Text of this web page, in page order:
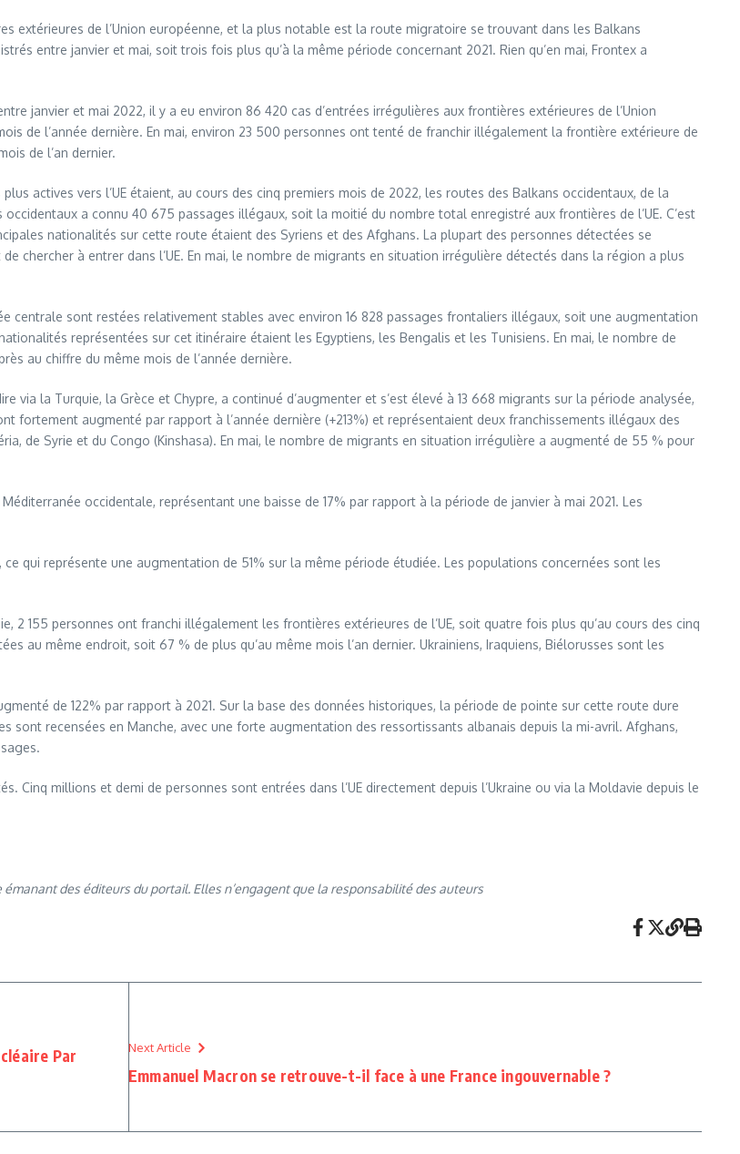
extérieures de l’Union européenne, et la plus notable est la route migratoire se trouvant dans les Balkans
entre janvier et mai, soit trois fois plus qu’à la même période concernant 2021. Rien qu’en mai, Frontex a
janvier et mai 2022, il y a eu environ 86 420 cas d’entrées irrégulières aux frontières extérieures de l’Union
de l’année dernière. En mai, environ 23 500 personnes ont tenté de franchir illégalement la frontière extérieure de
de l’an dernier.
plus actives vers l’UE étaient, au cours des cinq premiers mois de 2022, les routes des Balkans occidentaux, de la
a connu 40 675 passages illégaux, soit la moitié du nombre total enregistré aux frontières de l’UE. C’est
nationalités sur cette route étaient des Syriens et des Afghans. La plupart des personnes détectées se
chercher à entrer dans l’UE. En mai, le nombre de migrants en situation irrégulière détectés dans la région a plus
centrale sont restées relativement stables avec environ 16 828 passages frontaliers illégaux, soit une augmentation
représentées sur cet itinéraire étaient les Egyptiens, les Bengalis et les Tunisiens. En mai, le nombre de
au chiffre du même mois de l’année dernière.
via la Turquie, la Grèce et Chypre, a continué d’augmenter et s’est élevé à 13 668 migrants sur la période analysée,
fortement augmenté par rapport à l’année dernière (+213%) et représentaient deux franchissements illégaux des
de Syrie et du Congo (Kinshasa). En mai, le nombre de migrants en situation irrégulière a augmenté de 55 % pour
occidentale, représentant une baisse de 17% par rapport à la période de janvier à mai 2021. Les
qui représente une augmentation de 51% sur la même période étudiée. Les populations concernées sont les
2 155 personnes ont franchi illégalement les frontières extérieures de l’UE, soit quatre fois plus qu’au cours des cinq
au même endroit, soit 67 % de plus qu’au même mois l’an dernier. Ukrainiens, Iraquiens, Biélorusses sont les
de 122% par rapport à 2021. Sur la base des données historiques, la période de pointe sur cette route dure
sont recensées en Manche, avec une forte augmentation des ressortissants albanais depuis la mi-avril. Afghans,
Cinq millions et demi de personnes sont entrées dans l’UE directement depuis l’Ukraine ou via la Moldavie depuis le
des éditeurs du portail. Elles n’engagent que la responsabilité des auteurs
Par
Next Article
Emmanuel Macron se retrouve-t-il face à une France ingouvernable ?